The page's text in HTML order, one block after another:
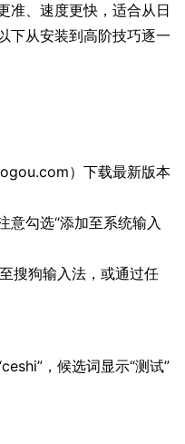
准、速度更快，适合从日
下从安装到高阶技巧逐一
）下载最新版本
意勾选“添加至系统输入
搜狗输入法，或通过任
，候选词显示“测试”